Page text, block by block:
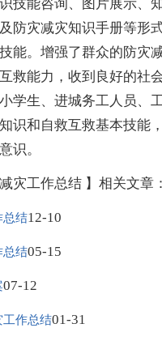
技能咨询、图片展示、
防灾减灾知识手册等形
能。增强了群众的防灾
救能力，收到良好的社
学生、进城务工人员、
识和自救互救基本技能
识。
灾工作总结 】相关文章：
总结12-10
总结05-15
07-12
工作总结01-31